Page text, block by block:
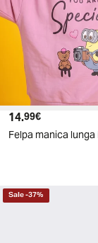
Prezzo attuale
14.99€
Sale-37%